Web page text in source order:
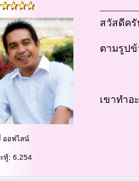
ออฟไลน์
ทู้: 6,254
สวัสดีค
ตามรูปข้
เขาทำอ